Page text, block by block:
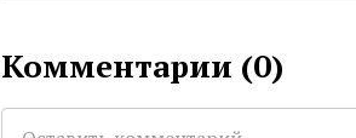
Комментарии (0)